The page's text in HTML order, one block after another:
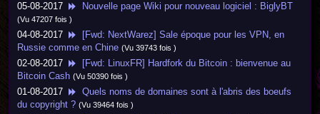
05-08-2017 Nouvelle page Wiki pour nouveau logiciel : BiglyBT
(Vu 47207 fois )
04-08-2017
[Fwd: NextWarez] Sale époque pour les VPN, en
Russie comme en Chine (Vu 39743 fois )
02-08-2017
[Fwd: LinuxFR] Hardfork du Bitcoin : bienvenue au
Bitcoin Cash (Vu 50390 fois )
01-08-2017
Quels noms de domaines sont à l'abris des boeufs
du copyright ? (Vu 39464 fois )